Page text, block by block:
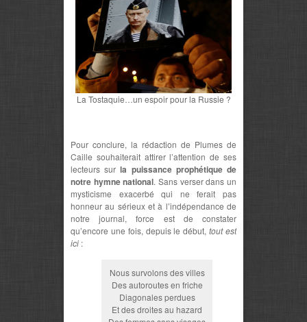
La Tostaquie…un espoir pour la Russie ?
Pour conclure, la rédaction de Plumes de
Caille souhaiterait attirer l’attention de ses
lecteurs surla puissance prophétique de
notre hymne national. Sans verser dans un
mysticisme exacerbé qui ne ferait pas
honneur au sérieux et à l’indépendance de
notre journal, force est de constater
qu’encore une fois, depuis le début,tout est
ici :
Nous survolons des villes
Des autoroutes en friche
Diagonales perdues
Et des droites au hazard